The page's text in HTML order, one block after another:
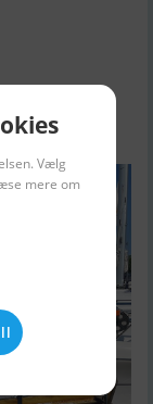
Vælg
mere om